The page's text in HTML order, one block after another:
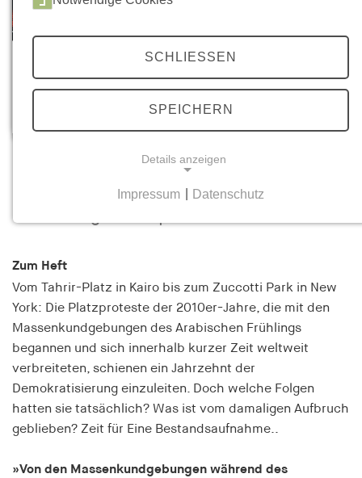
Platzproteste zehn Jahre danach. Eine
Bestandsaufnahme
Heft 4 August/September 2022
Zum Heft
Vom Tahrir-Platz in Kairo bis zum Zuccotti Park in New
York: Die Platzproteste der 2010er-Jahre, die mit den
Massenkundgebungen des Arabischen Frühlings
begannen und sich innerhalb kurzer Zeit weltweit
verbreiteten, schienen ein Jahrzehnt der
Demokratisierung einzuleiten. Doch welche Folgen
hatten sie tatsächlich? Was ist vom damaligen Aufbruch
geblieben? Zeit für Eine Bestandsaufnahme..
»Von den Massenkundgebungen während des
SCHLIESSEN
SPEICHERN
Details anzeigen
wie Seitennavigation und Zugriff auf sichere
Bereiche der Webseite ermöglichen. Die Webseite
kann ohne diese Cookies nicht richtig
funktionieren.
cookie_consent
cookie_consent
hamburger-edition.de
Impressum Datenschutz